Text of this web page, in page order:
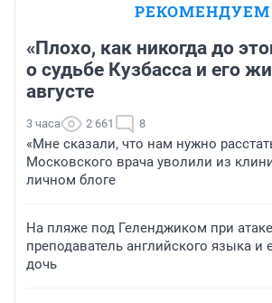
РЕКОМЕНДУЕМ
«Плохо, как никогда до
о судьбе Кузбасса и его
августе
3 часа 2 661 8
«Мне сказали, что нам нужно
Московского врача уволили из
личном блоге
На пляже под Геленджиком при
преподаватель английского языка и
дочь